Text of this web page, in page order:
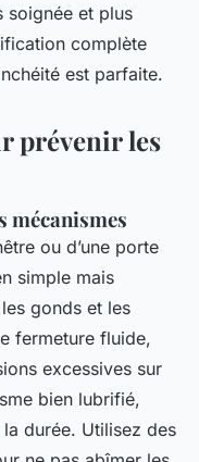
soignée et plus
complète
est parfaite.
prévenir les
mécanismes
ou d’une porte
simple mais
gonds et les
fermeture fluide,
excessives sur
bien lubrifié,
la durée. Utilisez des